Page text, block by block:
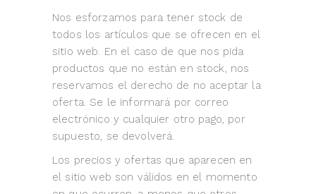
Nos esforzamos para tener stock de
todos los artículos que se ofrecen en el
sitio web. En el caso de que nos pida
productos que no están en stock, nos
reservamos el derecho de no aceptar la
oferta. Se le informará por correo
electrónico y cualquier otro pago, por
supuesto, se devolverá.
Los precios y ofertas que aparecen en
el sitio web son válidos en el momento